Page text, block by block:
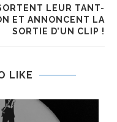
LEUR TANT-
ET ANNONCENT LA
SORTIE D’UN CLIP !
LIKE